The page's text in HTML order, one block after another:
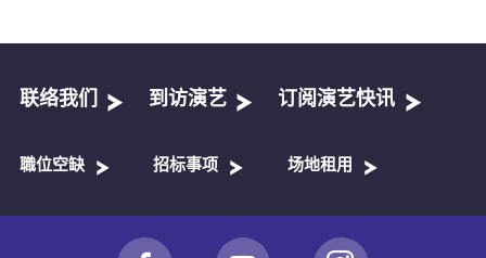
联络我们 到访演艺 订阅演艺快讯
職位空缺 招标事项 场地租用